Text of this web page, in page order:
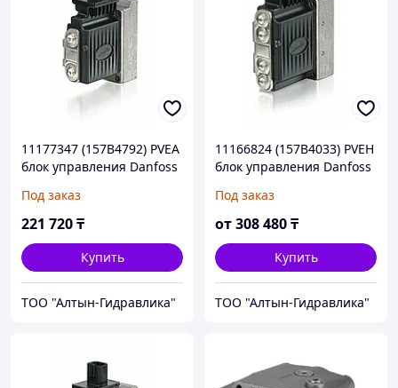
11177347 (157B4792) PVEA
блок управления Danfoss
Под заказ
221 720₸
Купить
ТОО "Алтын-Гидравлика"
11166824 (157B4033) PVEH
блок управления Danfoss
Под заказ
от308 480₸
Купить
ТОО "Алтын-Гидравлика"